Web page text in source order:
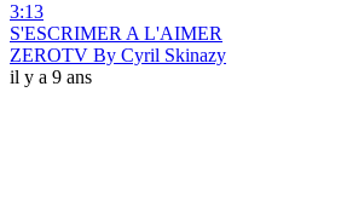
3:13
S'ESCRIMER A L'AIMER
ZEROTV By Cyril Skinazy
il y a 9 ans